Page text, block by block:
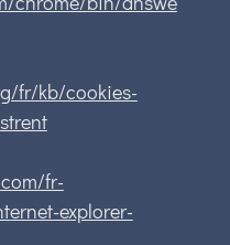
fr/kb/cookies-
fr-
explorer-